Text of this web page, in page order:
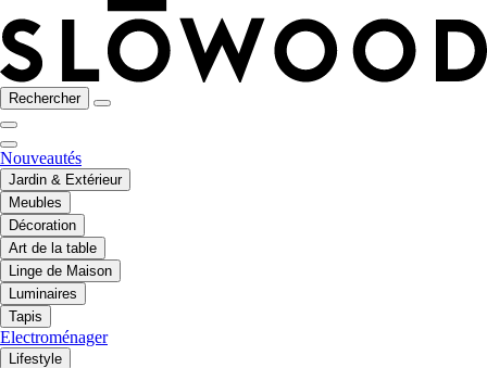
Rechercher
Nouveautés
Jardin & Extérieur
Meubles
Décoration
Art de la table
Linge de Maison
Luminaires
Tapis
Electroménager
Lifestyle